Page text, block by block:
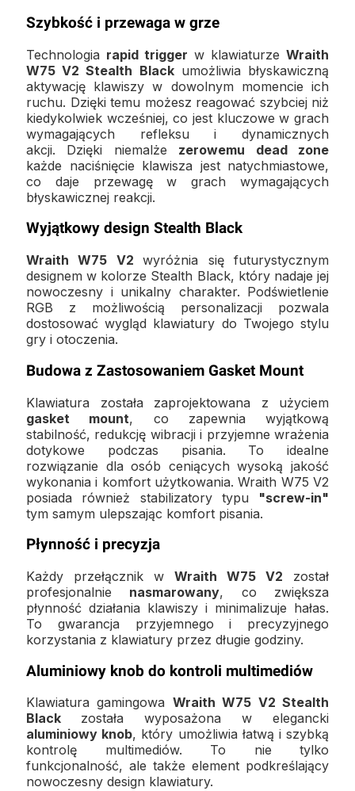
Szybkość i przewaga w grze
Technologia rapid trigger w klawiaturze Wraith
W75 V2 Stealth Blackumożliwia błyskawiczną
aktywację klawiszy w dowolnym momencie ich
ruchu. Dzięki temu możesz reagować szybciej niż
kiedykolwiek wcześniej, co jest kluczowe w grach
wymagających refleksu i dynamicznych
akcji. Dzięki niemalże zerowemu dead zone
każde naciśnięcie klawisza jest natychmiastowe,
co daje przewagę w grach wymagających
błyskawicznej reakcji.
Wyjątkowy design Stealth Black
Wraith W75 V2wyróżnia się futurystycznym
designem w kolorze Stealth Black, który nadaje jej
nowoczesny i unikalny charakter. Podświetlenie
RGB z możliwością personalizacji pozwala
dostosować wygląd klawiatury do Twojego stylu
gry i otoczenia.
Budowa z Zastosowaniem Gasket Mount
Klawiatura została zaprojektowana z użyciem
gasket mount, co zapewnia wyjątkową
stabilność, redukcję wibracji i przyjemne wrażenia
dotykowe podczas pisania. To idealne
rozwiązanie dla osób ceniących wysoką jakość
wykonania i komfort użytkowania. Wraith W75 V2
posiada również stabilizatory typu "screw-in"
tym samym ulepszając komfort pisania.
Płynność i precyzja
Każdy przełącznik w Wraith W75 V2 został
profesjonalnie nasmarowany, co zwiększa
płynność działania klawiszy i minimalizuje hałas.
To gwarancja przyjemnego i precyzyjnego
korzystania z klawiatury przez długie godziny.
Aluminiowy knob do kontroli multimediów
Klawiatura gamingowa Wraith W75 V2 Stealth
Black została wyposażona w elegancki
aluminiowy knob, który umożliwia łatwą i szybką
kontrolę multimediów. To nie tylko
funkcjonalność, ale także element podkreślający
nowoczesny design klawiatury.